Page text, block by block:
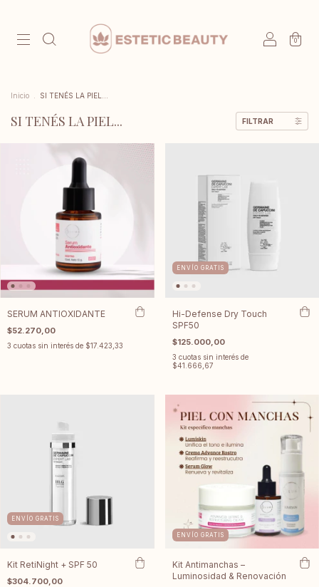
0
Inicio SI TENÉS LA PIEL...
SI TENÉS LA PIEL... FILTRAR
SERUM ANTIOXIDANTE
$52.270,00
3 cuotas sin interés de $17.423,33
ENVÍO GRATIS
Hi-Defense Dry Touch
SPF50
$125.000,00
3 cuotas sin interés de
$41.666,67
ENVÍO GRATIS
Kit RetiNight + SPF 50
$304.700,00
ENVÍO GRATIS
Kit Antimanchas –
Luminosidad & Renovación